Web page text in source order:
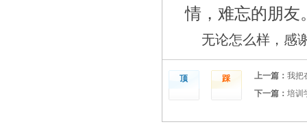
情，难忘的朋友
无论怎么样，
顶 踩 上一篇： 我把
下一篇： 培训